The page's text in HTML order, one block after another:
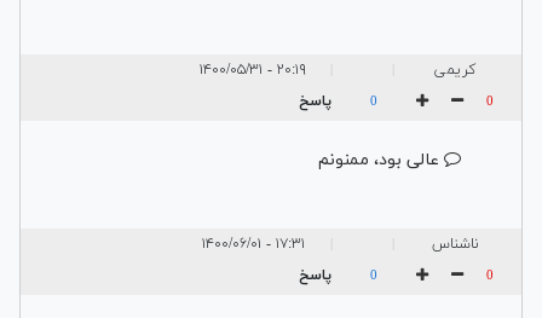
کریمی ۲۰:۱۹ - ۱۴۰۰/۰۵/۳۱
0
0 پاسخ
عالی بود، ممنونم
ناشناس ۱۷:۳۱ - ۱۴۰۰/۰۶/۰۱
0
0 پاسخ